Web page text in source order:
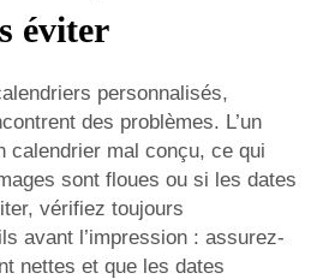
éviter
personnalisés,
des problèmes. L’un
calendrier mal conçu, ce qui
sont floues ou si les dates
vérifiez toujours
avant l’impression : assurez-
nettes et que les dates